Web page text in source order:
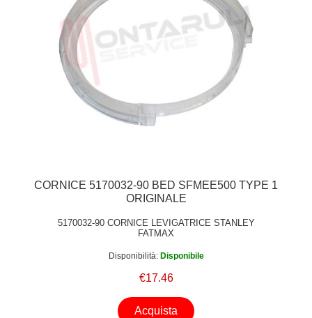
CORNICE 5170032-90 BED SFMEE500 TYPE 1
ORIGINALE
5170032-90 CORNICE LEVIGATRICE STANLEY
FATMAX
Disponibilità: Disponibile
€17.46
Acquista